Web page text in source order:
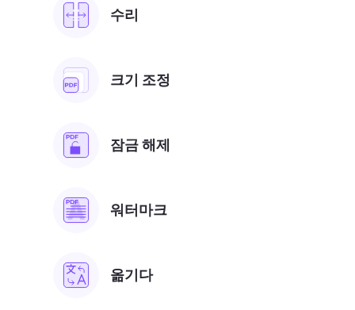
수리
크기 조정
잠금 해제
워터마크
옮기다